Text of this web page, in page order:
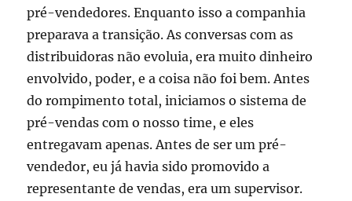
pré-vendedores. Enquanto isso a companhia
preparava a transição. As conversas com as
distribuidoras não evoluia, era muito dinheiro
envolvido, poder, e a coisa não foi bem. Antes
do rompimento total, iniciamos o sistema de
pré-vendas com o nosso time, e eles
entregavam apenas. Antes de ser um pré-
vendedor, eu já havia sido promovido a
representante de vendas, era um supervisor.